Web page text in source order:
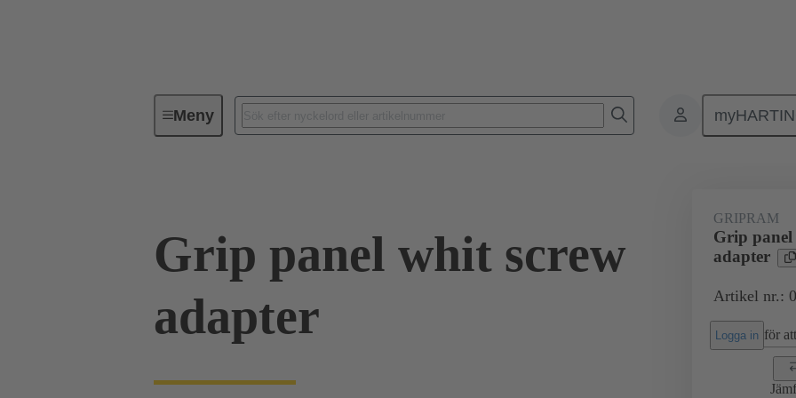
MenySerie
Grip panel whit screw
adapter
GRIPRAM
Grip panel
adapter
Artikel nr.:
Logga in för